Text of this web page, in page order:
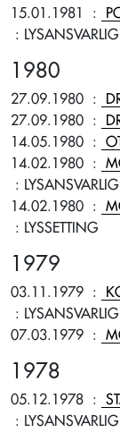
15.01.1981
:
: LYSANSVARLIG
1980
27.09.1980 :
27.09.1980 :
14.05.1980 :
14.02.1980 :
: LYSANSVARLIG
14.02.1980 :
: LYSSETTING
1979
03.11.1979 :
: LYSANSVARLIG
07.03.1979 :
1978
05.12.1978 :
: LYSANSVARLIG